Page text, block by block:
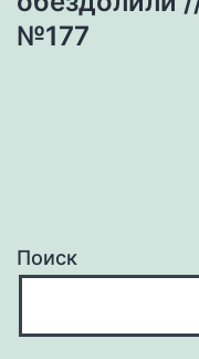
№177
Поиск